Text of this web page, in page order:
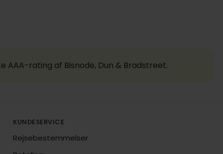
rating af Bisnode, Dun & Bradstreet.
KUNDESERVICE
Rejsebestemmelser